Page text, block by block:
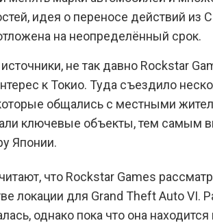
идея о переносе действий из
на неопределённый срок.
не так давно Rockstar
к Токио. Туда съездило
общались с местными
ключевые объекты, тем самым
Японии.
что Rockstar Games
локации для Grand Theft Auto VI.
однако пока что она